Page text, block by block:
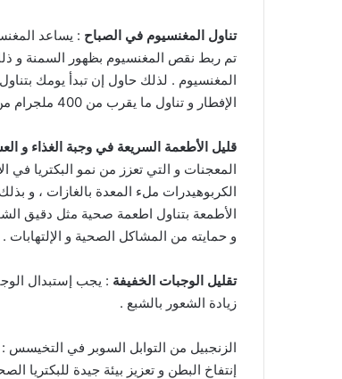
تناول المغنسيوم في الصباح : يساعد
تم ربط نقص المغنسيوم بظهور السمنة و
المغنسيوم . لذلك حاول إن تبدأ يومك
الإفطار و تناول ما يقرب من 400 ملجرام من المكملات .
قليل الأطعمة السريعة في وجبة الغذاء و
المعجنات و التي تعزز من نمو البكتريا في
الكربوهيدرات ملء المعدة بالغازات ، و
الأطمعة بتناول اطعمة صحية مثل دقيق
و حمايته من المشاكل الصحية و الإلتهابات .
تقليل الوجبات الخفيفة : يجب إستبدال
زيادة الشعور بالشبع .
الزنجبيل من التوابل السوبر في التخيسس
إنتفاخ البطن و تعزيز بيئة جيدة للبكتريا